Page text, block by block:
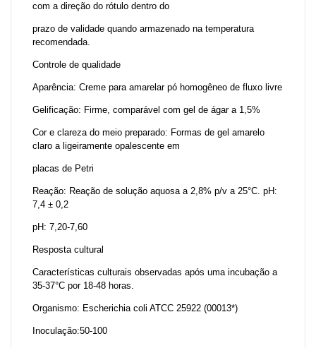
com a direção do rótulo dentro do
prazo de validade quando armazenado na temperatura
recomendada.
Controle de qualidade
Aparência: Creme para amarelar pó homogêneo de fluxo livre
Gelificação: Firme, comparável com gel de ágar a 1,5%
Cor e clareza do meio preparado: Formas de gel amarelo
claro a ligeiramente opalescente em
placas de Petri
Reação: Reação de solução aquosa a 2,8% p/v a 25°C. pH:
7,4 ± 0,2
pH: 7,20-7,60
Resposta cultural
Características culturais observadas após uma incubação a
35-37°C por 18-48 horas.
Organismo: Escherichia coli ATCC 25922 (00013*)
Inoculação:50-100